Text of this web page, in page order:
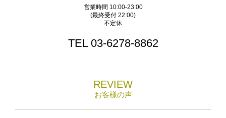
営業時間 10:00-23:00
(最終受付 22:00)
不定休
TEL 03-6278-8862
REVIEW
お客様の声